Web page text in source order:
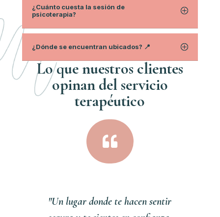
¿Cuánto cuesta la sesión de
psicoterapia?
¿Dónde se encuentran ubicados? 📍
Lo que nuestros clientes
opinan del servicio
terapéutico

"Un lugar donde te hacen sentir